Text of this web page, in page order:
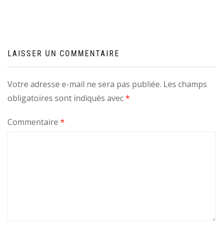
LAISSER UN COMMENTAIRE
Votre adresse e-mail ne sera pas publiée. Les champs
obligatoires sont indiqués avec*
Commentaire *